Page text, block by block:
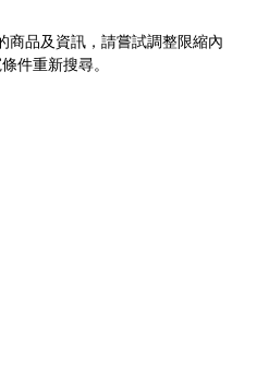
商品及資訊，請嘗試調整限縮內
件重新搜尋。